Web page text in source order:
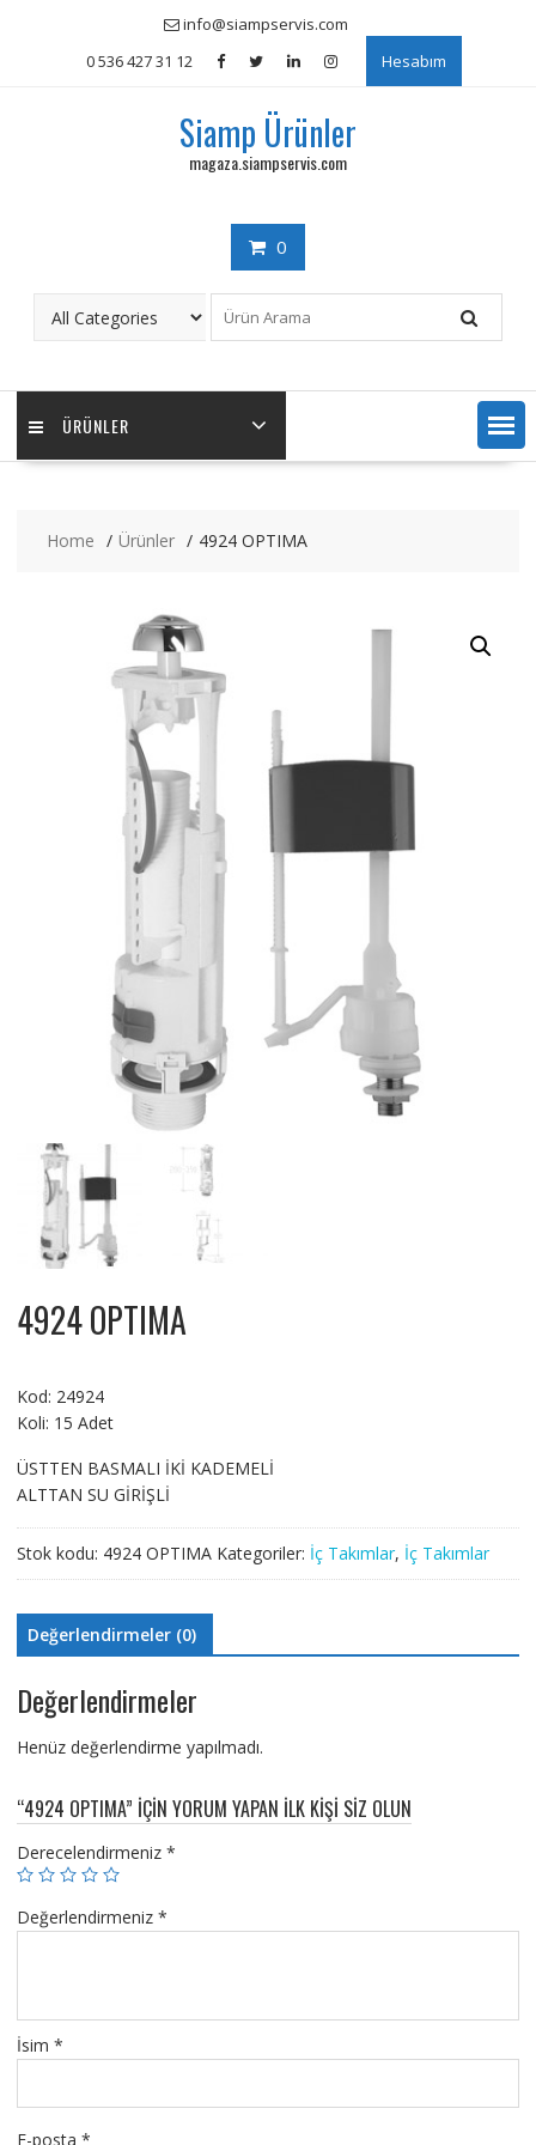
info@siampservis.com
0 536 427 31 12
Hesabım
Siamp Ürünler
magaza.siampservis.com
0
ÜRÜNLER
Home Ürünler 4924 OPTIMA
4924 OPTIMA
Kod: 24924
Koli: 15 Adet
ÜSTTEN BASMALI İKİ KADEMELİ
ALTTAN SU GİRİŞLİ
Stok kodu: 4924 OPTIMA Kategoriler: İç Takımlar, İç Takımlar
Değerlendirmeler (0)
Değerlendirmeler
Henüz değerlendirme yapılmadı.
“4924 OPTIMA” IÇIN YORUM YAPAN ILK KIŞI SIZ OLUN
Derecelendirmeniz *
Değerlendirmeniz *
İsim *
E-posta *